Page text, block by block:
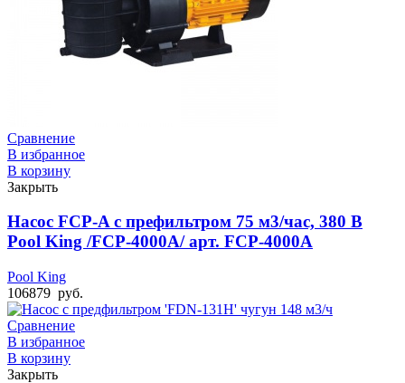
Сравнение
В избранное
В корзину
Закрыть
Насос FCP-A с префильтром 75 м3/час, 380 В
Pool King /FCP-4000A/ арт. FCP-4000A
Pool King
106879 руб.
Сравнение
В избранное
В корзину
Закрыть